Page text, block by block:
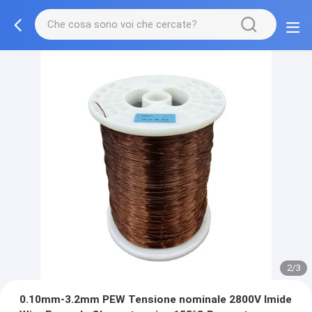
2/3
0.10mm-3.2mm PEW Tensione nominale 2800V Imide